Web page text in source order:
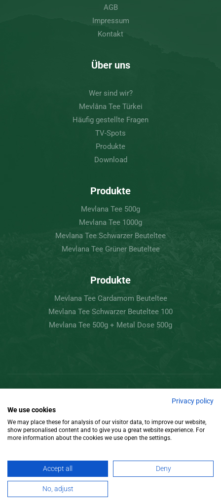
AGB
Impressum
Kontakt
Über uns
Wer sind wir?
Mevlâna Tee Türkei
Häufig gestellte Fragen
TV-Spots
Produkte
Download
Produkte
Mevlana Tee 500g
Mevlana Tee 1000g
Mevlana Tee Schwarzer Beuteltee
Mevlana Tee Grüner Beuteltee
Produkte
Mevlana Tee Cardamom Beuteltee
Mevlana Tee Schwarzer Beuteltee 100
Mevlana Tee 500g + Metal Dose 500g
Gestaltung
Privacy policy
We use cookies
We may place these for analysis of our visitor data, to improve our website,
show personalised content and to give you a great website experience. For
more information about the cookies we use open the settings.
Accept all Deny
No, adjust